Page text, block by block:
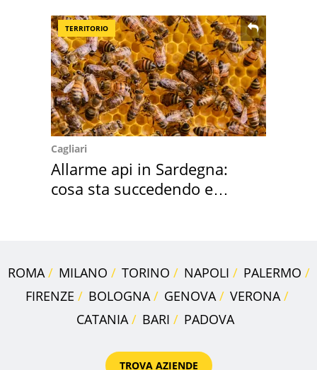
TERRITORIO
Cagliari
Allarme api in Sardegna:
cosa sta succedendo e
ROMA MILANO TORINO NAPOLI
PALERMO
FIRENZE
BOLOGNA GENOVA
VERONA
CATANIA
BARI PADOVA
TROVA AZIENDE